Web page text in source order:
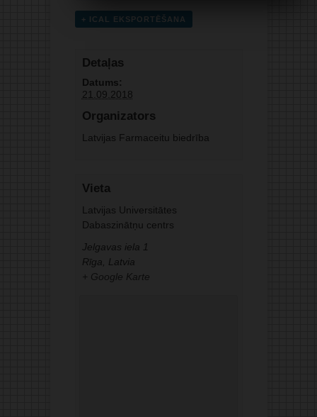
+ ICAL EKSPORTĒŠANA
Detaļas
Datums:
21.09.2018
Organizators
Latvijas Farmaceitu biedrība
Vieta
Latvijas Universitātes
Dabaszinātņu centrs
Jelgavas iela 1
Rīga
Latvia
+ Google Karte